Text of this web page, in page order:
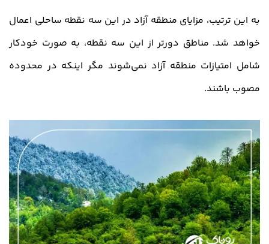
به این ترتیب، مزایای منطقه آزاد در این سه نقطه ساحلی اعمال
خواهد شد. مناطق دورتر از این سه نقطه، به صورت خودکار
شامل امتیازات منطقه آزاد نمی‌شوند مگر اینکه در محدوده
مصوب باشند.